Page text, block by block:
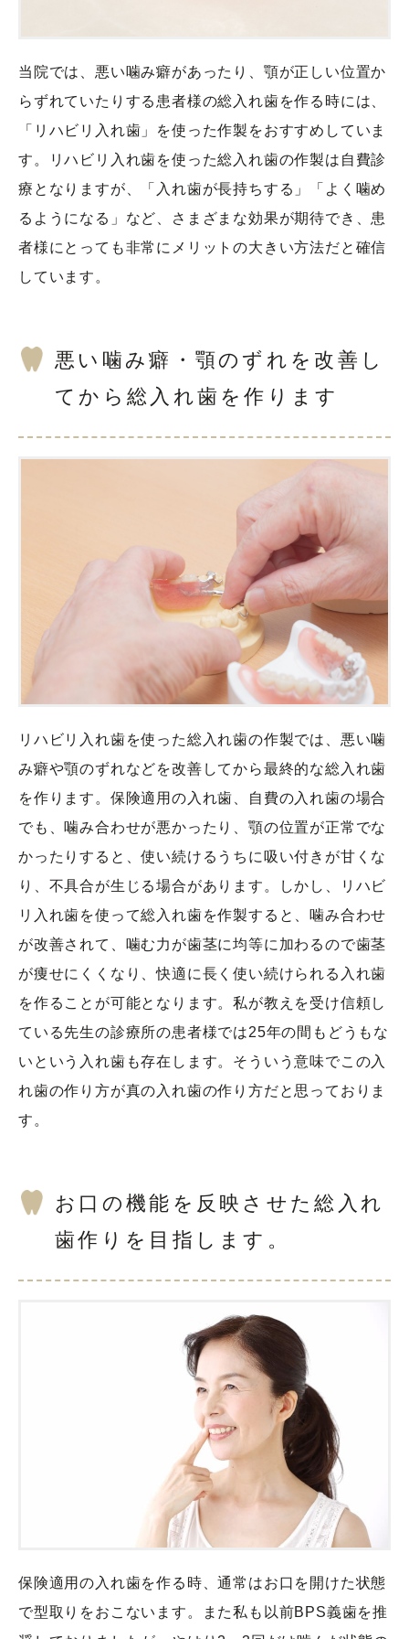
当院では、悪い噛み癖があったり、顎が正しい位置か
らずれていたりする患者様の総入れ歯を作る時には、
「リハビリ入れ歯」を使った作製をおすすめしていま
す。リハビリ入れ歯を使った総入れ歯の作製は自費診
療となりますが、「入れ歯が長持ちする」「よく噛め
るようになる」など、さまざまな効果が期待でき、患
者様にとっても非常にメリットの大きい方法だと確信
しています。
悪い噛み癖・顎のずれを改善し
てから総入れ歯を作ります
リハビリ入れ歯を使った総入れ歯の作製では、悪い噛
み癖や顎のずれなどを改善してから最終的な総入れ歯
を作ります。保険適用の入れ歯、自費の入れ歯の場合
でも、噛み合わせが悪かったり、顎の位置が正常でな
かったりすると、使い続けるうちに吸い付きが甘くな
り、不具合が生じる場合があります。しかし、リハビ
リ入れ歯を使って総入れ歯を作製すると、噛み合わせ
が改善されて、噛む力が歯茎に均等に加わるので歯茎
が痩せにくくなり、快適に長く使い続けられる入れ歯
を作ることが可能となります。私が教えを受け信頼し
ている先生の診療所の患者様では25年の間もどうもな
いという入れ歯も存在します。そういう意味でこの入
れ歯の作り方が真の入れ歯の作り方だと思っておりま
す。
お口の機能を反映させた総入れ
歯作りを目指します。
保険適用の入れ歯を作る時、通常はお口を開けた状態
で型取りをおこないます。また私も以前BPS義歯を推